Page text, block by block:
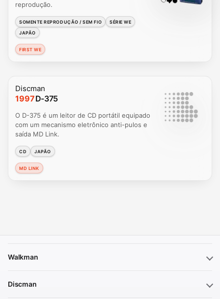
reprodução.
SOMENTE REPRODUÇÃO / SEM FIO
SÉRIE WE
JAPÃO
FIRST WE
Discman
1997D-375
O D-375 é um leitor de CD portátil equipado
com um mecanismo eletrônico anti-pulos e
saída MD Link.
CD JAPÃO
MD LINK
Walkman
Discman